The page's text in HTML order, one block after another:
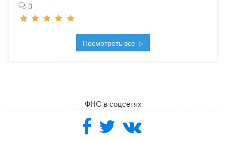
0
Посмотреть все
ФНС в соцсетях